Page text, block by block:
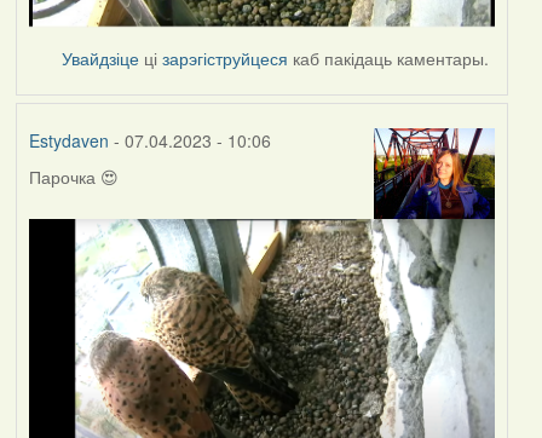
Увайдзіце цізарэгіструйцеся каб пакідаць каментары.
Estydaven - 07.04.2023 - 10:06
Парочка 😍